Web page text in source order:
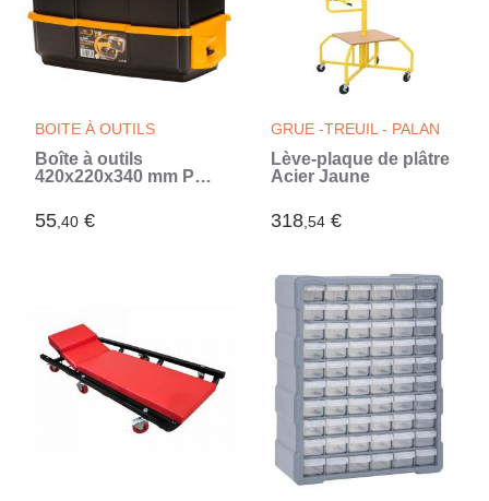
BOITE À OUTILS
Boîte à outils
420x220x340 mm PP
55,40 €
GRUE -TREUIL - PALAN
Lève-plaque de plâtre
Acier Jaune
318,54 €